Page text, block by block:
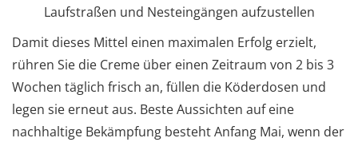
Laufstraßen und Nesteingängen aufzustellen
Damit dieses Mittel einen maximalen Erfolg erzielt,
rühren Sie die Creme über einen Zeitraum von 2 bis 3
Wochen täglich frisch an, füllen die Köderdosen und
legen sie erneut aus. Beste Aussichten auf eine
nachhaltige Bekämpfung besteht Anfang Mai, wenn der